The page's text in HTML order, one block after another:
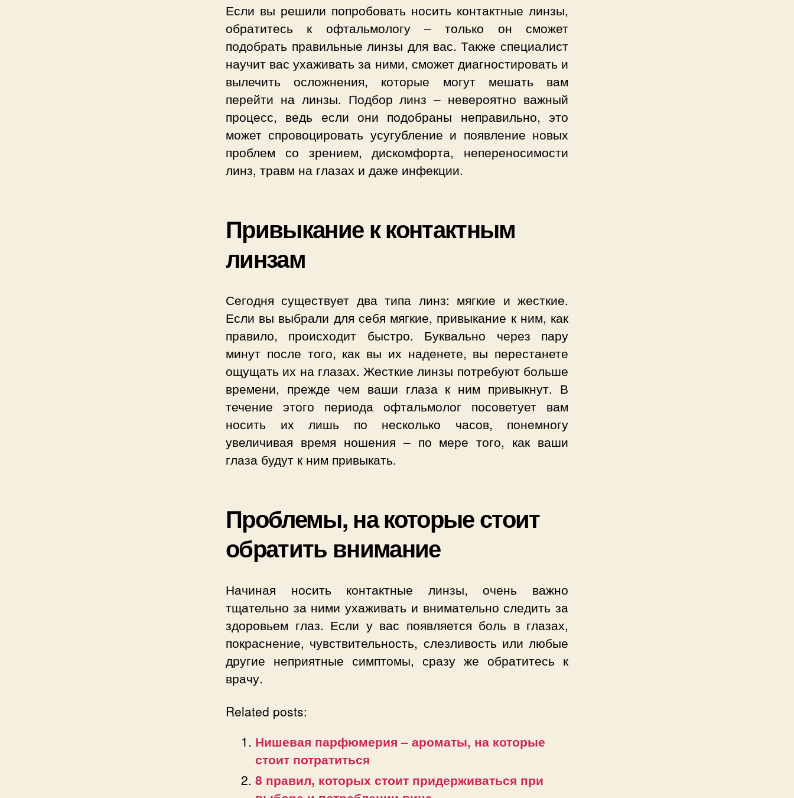
Если вы решили попробовать носить контактные линзы,
обратитесь к офтальмологу – только он сможет
подобрать правильные линзы для вас. Также специалист
научит вас ухаживать за ними, сможет диагностировать и
вылечить осложнения, которые могут мешать вам
перейти на линзы. Подбор линз – невероятно важный
процесс, ведь если они подобраны неправильно, это
может спровоцировать усугубление и появление новых
проблем со зрением, дискомфорта, непереносимости
линз, травм на глазах и даже инфекции.
Привыкание к контактным
линзам
Сегодня существует два типа линз: мягкие и жесткие.
Если вы выбрали для себя мягкие, привыкание к ним, как
правило, происходит быстро. Буквально через пару
минут после того, как вы их наденете, вы перестанете
ощущать их на глазах. Жесткие линзы потребуют больше
времени, прежде чем ваши глаза к ним привыкнут. В
течение этого периода офтальмолог посоветует вам
носить их лишь по несколько часов, понемногу
увеличивая время ношения – по мере того, как ваши
глаза будут к ним привыкать.
Проблемы, на которые стоит
обратить внимание
Начиная носить контактные линзы, очень важно
тщательно за ними ухаживать и внимательно следить за
здоровьем глаз. Если у вас появляется боль в глазах,
покраснение, чувствительность, слезливость или любые
другие неприятные симптомы, сразу же обратитесь к
врачу.
Related posts:
Нишевая парфюмерия – ароматы, на которые
стоит потратиться
8 правил, которых стоит придерживаться при